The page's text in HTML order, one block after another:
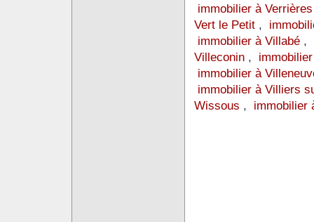
immobilier à
Vert le Petit ,
immobilier à Villabé ,
Villeconin ,
immobilier à
immobilier à Villiers
Wissous , immobilier